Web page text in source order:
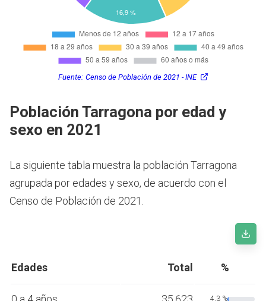
Fuente: Censo de Población de 2021 - INE
Población Tarragona por edad y
sexo en 2021
La siguiente tabla muestra la población Tarragona
agrupada por edades y sexo, de acuerdo con el
Censo de Población de 2021.
Edades Total %
4,3 %